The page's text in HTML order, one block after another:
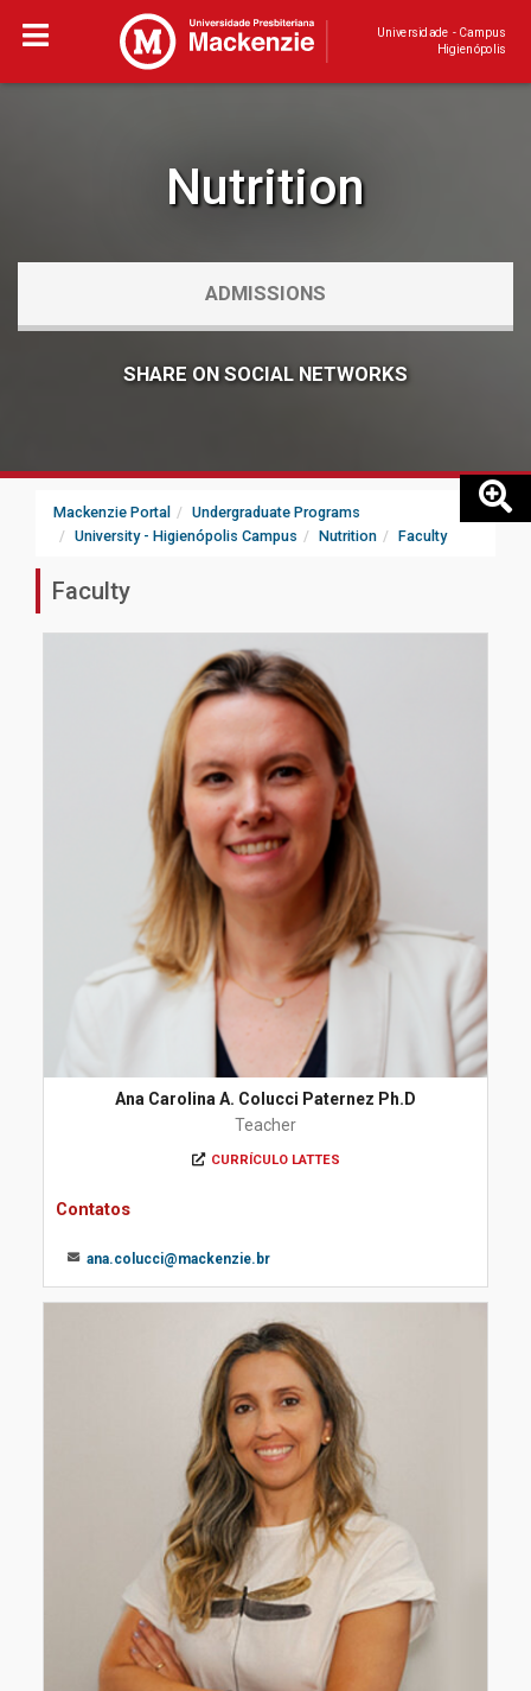
Universidade - Campus
Higienópolis
Nutrition
ADMISSIONS
SHARE ON SOCIAL NETWORKS
Mackenzie Portal
Undergraduate Programs
University - Higienópolis Campus
Nutrition Faculty
Faculty
Ana Carolina A. Colucci Paternez Ph.D
Teacher
CURRÍCULO LATTES
Contatos
ana.colucci@mackenzie.br